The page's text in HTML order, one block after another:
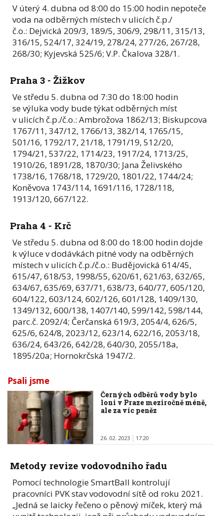
V úterý 4. dubna od 8:00 do 15:00 hodin nepoteče
voda na odběrných místech v ulicích č.p./
č.o.: Dejvická 209/3, 189/5, 306/9, 298/11, 315/13,
316/15, 524/17, 324/19, 278/24, 277/26, 267/28,
268/30; Kyjevská 525/6; V.P. Čkalova 328/1.
Praha 3 - Žižkov
Ve středu 5. dubna od 7:30 do 18:00 hodin
se výluka vody bude týkat odběrných míst
v ulicích č.p./č.o.: Ambrožova 1862/13; Biskupcova
1767/11, 347/12, 1766/13, 382/14, 1765/15,
501/16, 1792/17, 21/18, 1791/19, 512/20,
1794/21, 537/22, 1714/23, 1917/24, 1713/25,
1910/26, 1891/28, 1870/30; Jana Želivského
1738/16, 1768/18, 1729/20, 1801/22, 1744/24;
Koněvova 1743/114, 1691/116, 1728/118,
1913/120, 667/122.
Praha 4 - Krč
Ve středu 5. dubna od 8:00 do 18:00 hodin dojde
k výluce v dodávkách pitné vody na odběrných
místech v ulicích č.p./č.o.: Budějovická 614/45,
615/47, 618/53, 1998/55, 620/61, 621/63, 632/65,
634/67, 635/69, 637/71, 638/73, 640/77, 605/120,
604/122, 603/124, 602/126, 601/128, 1409/130,
1349/132, 600/138, 1407/140, 599/142, 598/144,
parc.č. 2092/4; Čerčanská 619/3, 2054/4, 626/5,
625/6, 624/8, 2023/12, 623/14, 622/16, 2053/18,
636/24, 643/26, 642/28, 640/30, 2055/18a,
1895/20a; Hornokrčská 1947/2.
Psali jsme
Černých odběrů vody bylo
loni v Praze meziročně méně,
ale za víc peněz
26. 02. 2023 17:20
Metody revize vodovodního řadu
Pomocí technologie SmartBall kontrolují
pracovníci PVK stav vodovodní sítě od roku 2021.
„Jedná se laicky řečeno o pěnový míček, který má